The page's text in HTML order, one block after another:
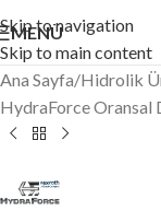
Skip to navigation
Skip to main content
MENÜ
Ana Sayfa/Hidrolik
HydraForce